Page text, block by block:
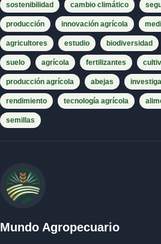
sostenibilidad cambio climático
producción innovación agrícola
agricultores estudio biodiversidad
suelo agrícola fertilizantes
producción agrícola abejas
rendimiento tecnología agrícola
semillas
Mundo Agropecuario